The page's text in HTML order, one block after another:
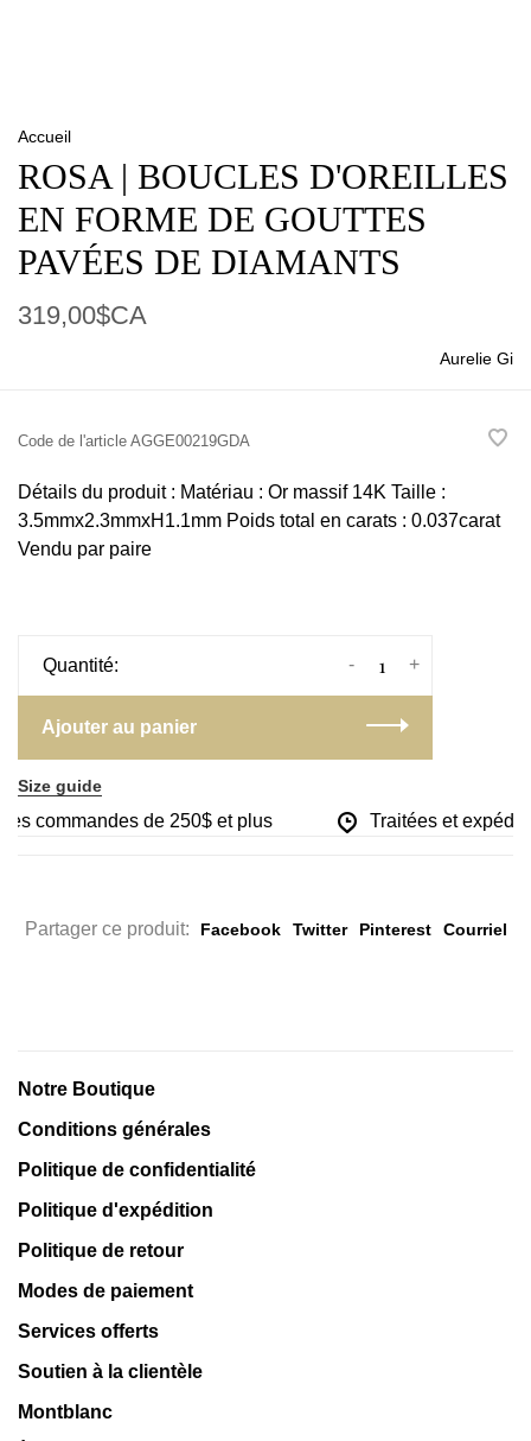
Accueil
ROSA | BOUCLES D'OREILLES
EN FORME DE GOUTTES
PAVÉES DE DIAMANTS
319,00$CA
Aurelie Gi
Code de l'article AGGE00219GDA
Détails du produit : Matériau : Or massif 14K Taille :
3.5mmx2.3mmxH1.1mm Poids total en carats : 0.037carat
Vendu par paire
Quantité: +
-
Ajouter au panier
Size guide
commandes de 250$ et plus Traitées et
Partager ce produit: Facebook Twitter Pinterest Courriel
Notre Boutique
Conditions générales
Politique de confidentialité
Politique d'expédition
Politique de retour
Modes de paiement
Services offerts
Soutien à la clientèle
Montblanc